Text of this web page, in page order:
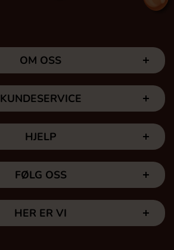
OM OSS
KUNDESERVICE
HJELP
FØLG OSS
HER ER VI